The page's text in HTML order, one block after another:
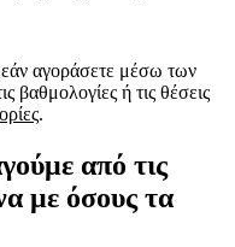
αγοράσετε μέσω των
βαθμολογίες ή τις θέσεις
.
από τις
με όσους τα